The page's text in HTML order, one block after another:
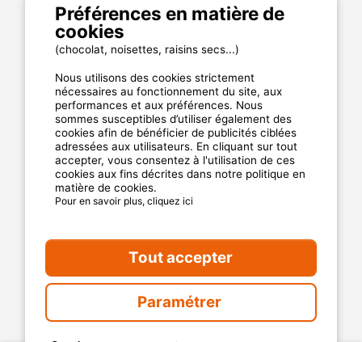
Plan de site
Charte de confidentialité
La garantie MyCamping.com
Un paiement 100% sécurisé
Un service client disponible et dédié
Les meilleurs établissements référencés
Des avis clients authentiques
Préférences en matière de
cookies
(chocolat, noisettes, raisins secs...)
Nous utilisons des cookies strictement
nécessaires au fonctionnement du site, aux
performances et aux préférences. Nous
sommes susceptibles d’utiliser également des
cookies afin de bénéficier de publicités ciblées
adressées aux utilisateurs. En cliquant sur tout
accepter, vous consentez à l'utilisation de ces
cookies aux fins décrites dans notre politique en
matière de cookies.
Pour en savoir plus, cliquez ici
Tout accepter
Paramétrer